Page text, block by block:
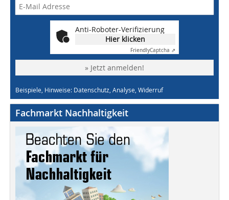
Anti-Roboter-Verifizierung
Hier klicken
FriendlyCaptcha ⇗
» Jetzt anmelden!
Beispiele, Hinweise: Datenschutz, Analyse, Widerruf
Fachmarkt Nachhaltigkeit